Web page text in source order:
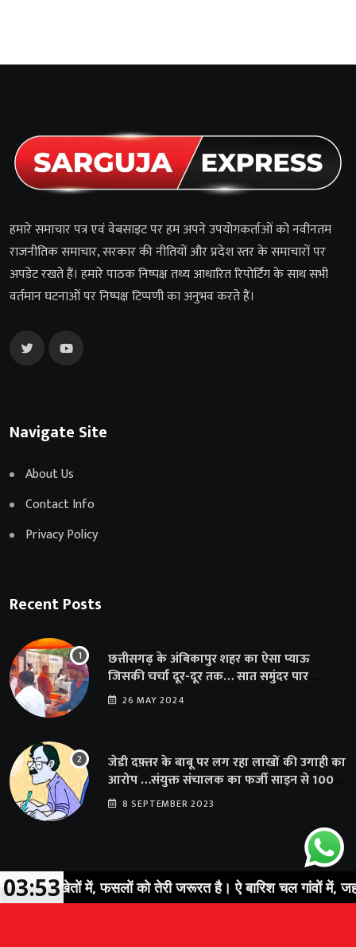
हमारे समाचार पत्र एवं वेबसाइट पर हम अपने उपयोगकर्ताओं को नवीनतम
राजनीतिक समाचार, सरकार की नीतियों और प्रदेश स्तर के समाचारों पर
अपडेट रखते हैं। हमारे पाठक निष्पक्ष तथ्य आधारित रिपोर्टिंग के साथ सभी
वर्तमान घटनाओं पर निष्पक्ष टिप्पणी का अनुभव करते हैं।
Navigate Site
About Us
Contact Info
Privacy Policy
Recent Posts
छत्तीसगढ़ के अंबिकापुर शहर का ऐसा प्याऊ
जिसकी चर्चा दूर-दूर तक… सात समुंदर पार
अमेरिका से भी पहुंचा सहयोग
26 MAY 2024
जेडी दफ़्तर के बाबू पर लग रहा लाखों की उगाही का
आरोप …संयुक्त संचालक का फर्जी साइन से 100
शिक्षकों क़ो थमाया संशोधन आदेश
8 SEPTEMBER 2023
चल खेतों में, फसलों को तेरी जरूरत है। ऐ बारिश चल गांवों में, जहां तेरी
03:53